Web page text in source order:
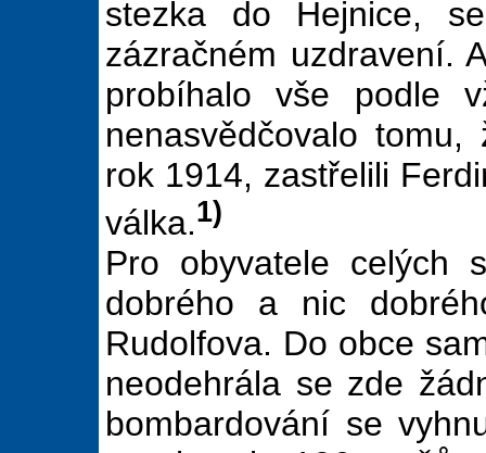
stezka do Hejnice,
zázračném uzdravení.
probíhalo vše podle
nenasvědčovalo
rok 1914, zastřelili
válka.1)
Pro obyvatele celých
dobrého a nic
Rudolfova. Do obce
neodehrála se zde
bombardování se